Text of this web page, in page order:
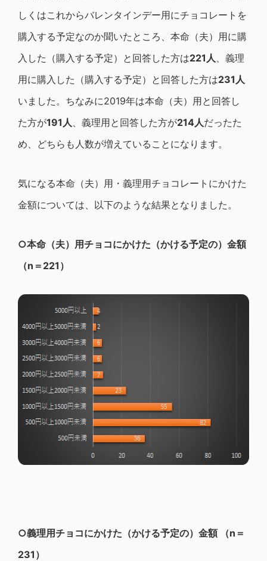
しくはこれからバレンタインデー用にチョコレートを
購入する予定なのか聞いたところ、本命（夫）用に購
入した（購入する予定）と回答した方は221人 、義理
用に購入した（購入する予定）と回答した方は231人
いました。ちなみに2019年は本命（夫）用と回答し
た方が191人 、義理用と回答した方が214人だったた
め、どちらも人数が増えていることになります。
気になる本命（夫）用・義理用チョコレートにかけた
金額については、以下のような結果となりました。
○本命（夫）用チョコにかけた（かける予定の）金額
（n＝221）
○義理用チョコにかけた（かける予定の）金額 （n＝
231）